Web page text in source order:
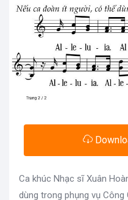
Ca khúc Nhạc sĩ Xuân
dùng trong phụng vụ Công